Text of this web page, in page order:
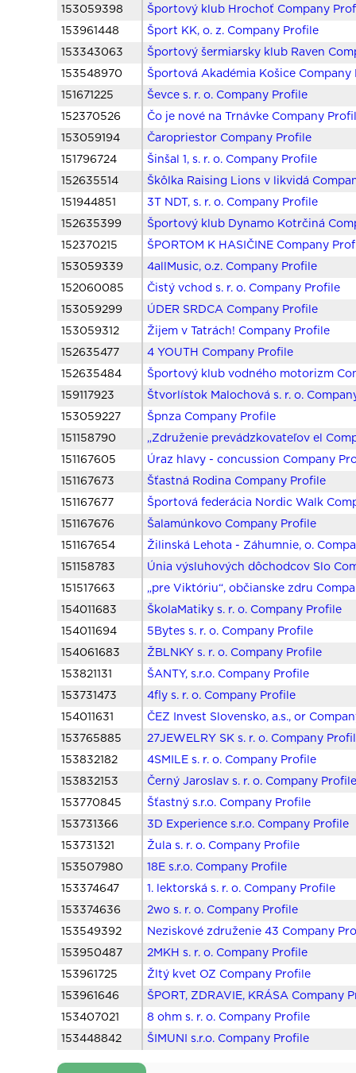
153059398
Športový klub Hrochoť Company
153961448
Šport KK, o. z. Company Profile
153343063
Športový šermiarsky klub Raven
153548970
Športová Akadémia Košice Company
151671225
Ševce s. r. o. Company Profile
152370526
Čo je nové na Trnávke Company
153059194
Čaropriestor Company Profile
151796724
Šinšal 1, s. r. o. Company Profile
152635514
Škôlka Raising Lions v likvidá
151944851
3T NDT, s. r. o. Company Profile
152635399
Športový klub Dynamo Kotrčiná
152370215
ŠPORTOM K HASIČINE Company
153059339
4allMusic, o.z. Company Profile
152060085
Čistý vchod s. r. o. Company Profile
153059299
ÚDER SRDCA Company Profile
153059312
Žijem v Tatrách! Company Profile
152635477
4 YOUTH Company Profile
152635484
Športový klub vodného motorizm
159117923
Štvorlístok Malochová s. r. o.
153059227
Špnza Company Profile
151158790
„Združenie prevádzkovateľov el
151167605
Úraz hlavy - concussion Company
151167673
Šťastná Rodina Company Profile
151167677
Športová federácia Nordic Walk
151167676
Šalamúnkovo Company Profile
151167654
Žilinská Lehota - Záhumnie, o.
151158783
Únia výsluhových dôchodcov Slo
151517663
„pre Viktóriu“, občianske zdru
154011683
ŠkolaMatiky s. r. o. Company Profile
154011694
5Bytes s. r. o. Company Profile
154061683
ŽBLNKY s. r. o. Company Profile
153821131
ŠANTY, s.r.o. Company Profile
153731473
4fly s. r. o. Company Profile
154011631
ČEZ Invest Slovensko, a.s., or
153765885
27JEWELRY SK s. r. o. Company
153832182
4SMILE s. r. o. Company Profile
153832153
Černý Jaroslav s. r. o. Company
153770845
Šťastný s.r.o. Company Profile
153731366
3D Experience s.r.o. Company Profile
153731321
Žula s. r. o. Company Profile
153507980
18E s.r.o. Company Profile
153374647
1. lektorská s. r. o. Company Profile
153374636
2wo s. r. o. Company Profile
153549392
Neziskové združenie 43 Company
153950487
2MKH s. r. o. Company Profile
153961725
Žltý kvet OZ Company Profile
153961646
ŠPORT, ZDRAVIE, KRÁSA Company
153407021
8 ohm s. r. o. Company Profile
153448842
ŠIMUNI s.r.o. Company Profile